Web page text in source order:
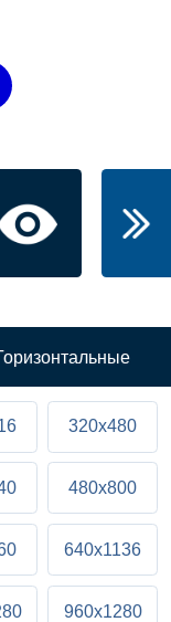
320x480
480x800
640x1136
960x1280